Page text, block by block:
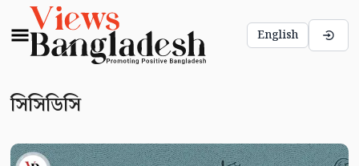
English
সিসিডিসি